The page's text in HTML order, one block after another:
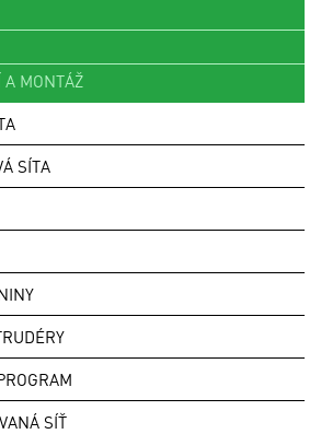
A MONTÁŽ
SÍTA
SÍŤ